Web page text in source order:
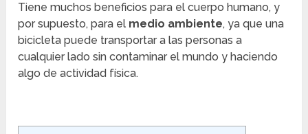
Tiene muchos beneficios para el cuerpo humano, y
por supuesto, para el medio ambiente, ya que una
bicicleta puede transportar a las personas a
cualquier lado sin contaminar el mundo y haciendo
algo de actividad física.